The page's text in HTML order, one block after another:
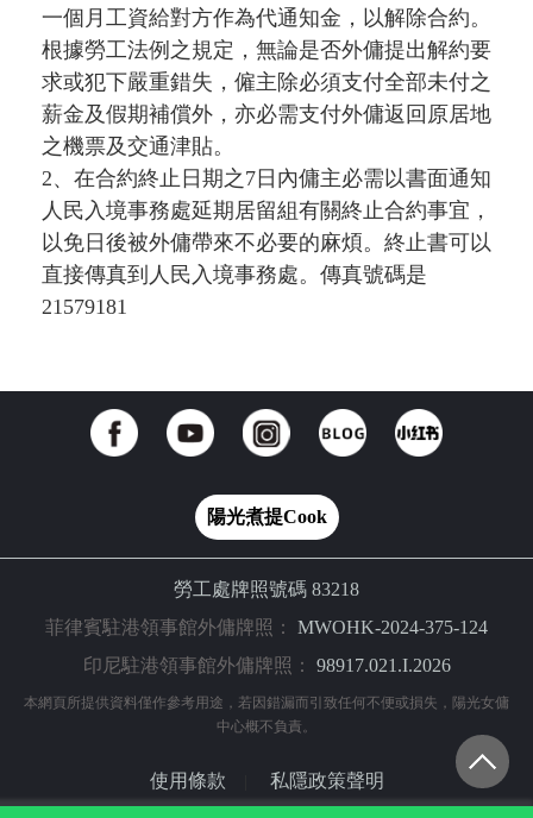
一個月工資給對方作為代通知金，以解除合約。
根據勞工法例之規定，無論是否外傭提出解約要
求或犯下嚴重錯失，僱主除必須支付全部未付之
薪金及假期補償外，亦必需支付外傭返回原居地
之機票及交通津貼。
2、在合約終止日期之7日內傭主必需以書面通知
人民入境事務處延期居留組有關終止合約事宜，
以免日後被外傭帶來不必要的麻煩。終止書可以
直接傳真到人民入境事務處。傳真號碼是
21579181
陽光煮提Cook
勞工處牌照號碼 83218
菲律賓駐港領事館外傭牌照： MWOHK-2024-375-124
印尼駐港領事館外傭牌照： 98917.021.I.2026
本網頁所提供資料僅作參考用途，若因錯漏而引致任何不便或損失，陽光女傭
中心概不負責。
使用條款 私隱政策聲明